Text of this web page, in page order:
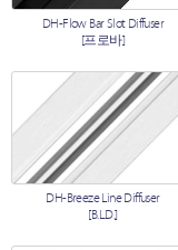
DH-Flow Bar Slot Diffuser
[프로바]
DH-Breeze Line Diffuser
[B.L.D.]